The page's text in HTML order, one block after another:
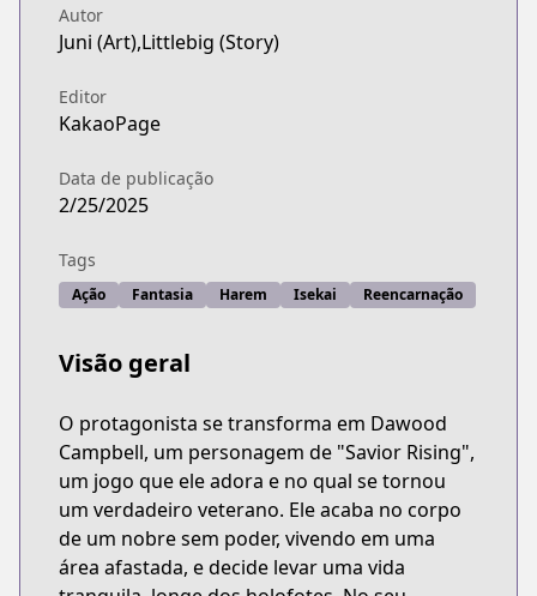
Autor
Juni (Art),Littlebig (Story)
Editor
KakaoPage
Data de publicação
2/25/2025
Tags
Ação Fantasia Harem Isekai Reencarnação
Visão geral
O protagonista se transforma em Dawood
Campbell, um personagem de "Savior Rising",
um jogo que ele adora e no qual se tornou
um verdadeiro veterano. Ele acaba no corpo
de um nobre sem poder, vivendo em uma
área afastada, e decide levar uma vida